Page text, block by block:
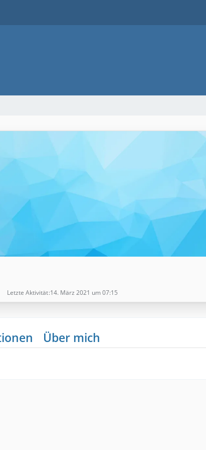
Letzte Aktivität 14. März 2021 um 07:15
Über mich